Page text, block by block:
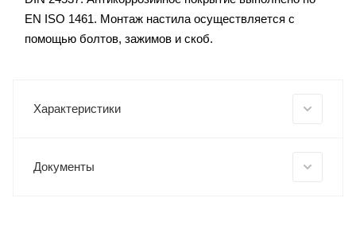
EN ISO 1461. Монтаж настила осуществляется с
помощью болтов, зажимов и скоб.
Характеристики
Документы